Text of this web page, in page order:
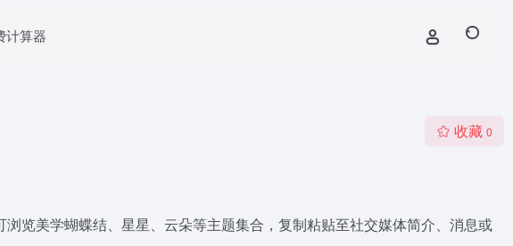
计算器
收藏 0
览美学蝴蝶结、星星、云朵等主题集合，复制粘贴至社交媒体简介、消息或